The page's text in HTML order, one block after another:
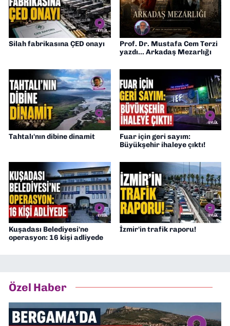
Silah fabrikasına ÇED onayı
Prof. Dr. Mustafa Cem Terzi
yazdı... Arkadaş Mezarlığı
Tahtalı'nın dibine dinamit
Fuar için geri sayım:
Büyükşehir ihaleye çıktı!
Kuşadası Belediyesi'ne
operasyon: 16 kişi adliyede
İzmir'in trafik raporu!
Özel Haber